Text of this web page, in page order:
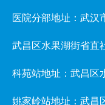
医院分部地址：武
武昌区水果湖街省直
科苑站地址：武昌区
姚家岭站地址：武昌